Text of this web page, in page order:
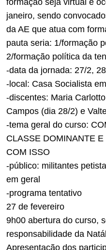
formação seja virtual e
janeiro, sendo
da AE que atua com
pauta seria: 1/formação
2/formação política da
-data da jornada: 27/2,
-local: Casa Socialista
-discentes: Maria
Campos (dia 28/2) e
-tema geral do curso:
CLASSE DOMINANTE
COM ISSO
-público: militantes
em geral
-programa tentativo
27 de fevereiro
9h00 abertura do curso,
responsabilidade da
Apresentação dos